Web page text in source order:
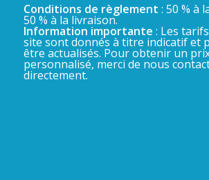
Conditions de règlement : 50 % à
50 % à la livraison.
Information importante : Les
site sont donnés à titre indicatif et
être actualisés. Pour obtenir un
personnalisé, merci de nous
directement.